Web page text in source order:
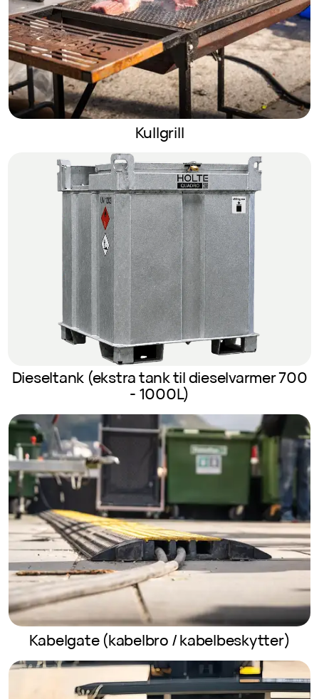
Kullgrill
Dieseltank (ekstra tank til dieselvarmer 700
- 1000L)
Kabelgate (kabelbro / kabelbeskytter)